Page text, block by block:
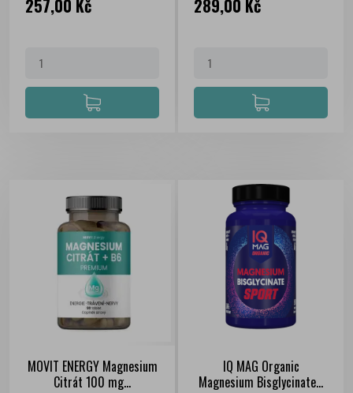
Cena
257,00 Kč Cena
289,00 Kč
MOVIT ENERGY Magnesium
Citrát 100 mg...
IQ MAG Organic
Magnesium Bisglycinate...